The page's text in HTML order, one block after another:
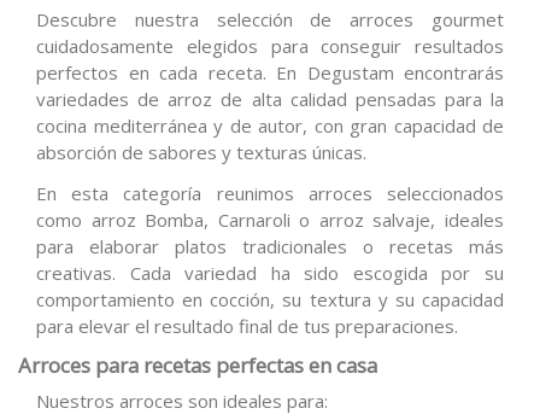
Descubre nuestra selección de arroces gourmet
cuidadosamente elegidos para conseguir resultados
perfectos en cada receta. En Degustam encontrarás
variedades de arroz de alta calidad pensadas para la
cocina mediterránea y de autor, con gran capacidad de
absorción de sabores y texturas únicas.
En esta categoría reunimos arroces seleccionados
como arroz Bomba, Carnaroli o arroz salvaje, ideales
para elaborar platos tradicionales o recetas más
creativas. Cada variedad ha sido escogida por su
comportamiento en cocción, su textura y su capacidad
para elevar el resultado final de tus preparaciones.
Arroces para recetas perfectas en casa
Nuestros arroces son ideales para: